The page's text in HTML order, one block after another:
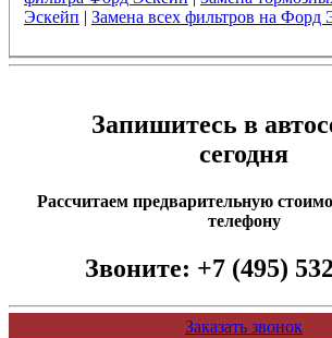
Эскейп | Замена всех фильтров на Форд
Запишитесь в
сегодня
Рассчитаем предварительную
телефону
Звоните: +7 (495)
Заказать звонок